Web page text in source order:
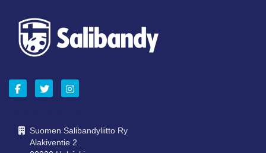
Suomen Salibandyliitto Ry
Alakiventie 2